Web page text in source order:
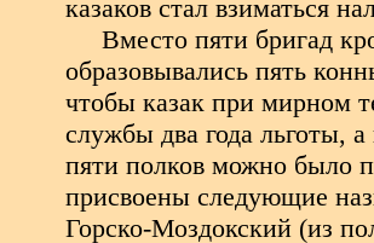
казаков стал взиматься
Вместо пяти бригад
образовывались пять
чтобы казак при мирном
службы два года льготы,
пяти полков можно было
присвоены следующие
Горско-Моздокский (из